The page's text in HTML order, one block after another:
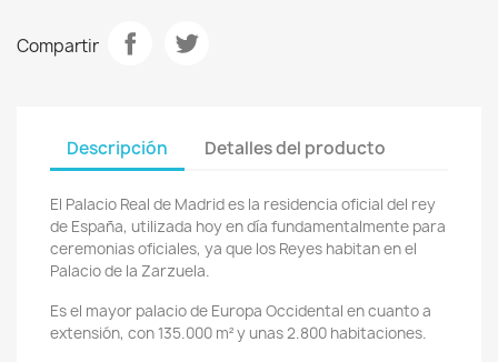
Compartir
Descripción Detalles del producto
El Palacio Real de Madrid es la residencia oficial del rey
de España, utilizada hoy en día fundamentalmente para
ceremonias oficiales, ya que los Reyes habitan en el
Palacio de la Zarzuela.
Es el mayor palacio de Europa Occidental en cuanto a
extensión, con 135.000 m² y unas 2.800 habitaciones.